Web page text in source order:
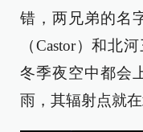
错，两兄弟的名
（Castor）和北
冬季夜空中都会
雨，其辐射点就